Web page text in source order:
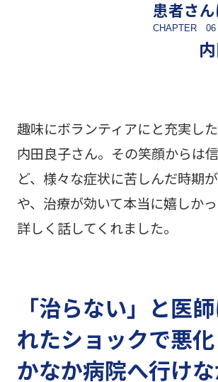
患者さ
CHAPTER 06
趣味にボランティアにと充実し
内田良子さん。その笑顔からは
ど、 様々な症状に苦しんだ時期
や、治療が効いて本当に嬉しか
詳しく話してくれました。
「治らない」と医
れたショックで悪
かなか病院へ行け